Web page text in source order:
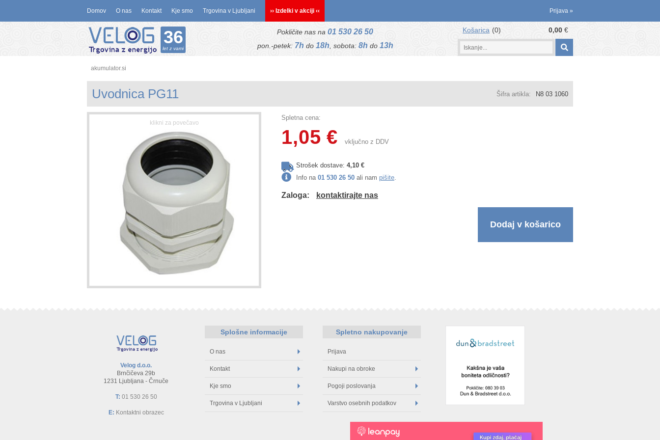
Domov O nas Kontakt Kje smo Trgovina v Ljubljani ›› Izdelki v akciji ‹‹ Prijava »
Košarica 0 0,00 €
36
let z vami
Pokličite nas na 01 530 26 50
pon.-petek: 7h do 18h , sobota: 8h do 13h
akumulator.si
Uvodnica PG11
Spletna cena:
1,05 € vključno z DDV
Šifra artikla: N8 03 1060
Strošek dostave: 4,10 €
Info na 01 530 26 50 ali nam pišite.
Zaloga: kontaktirajte nas
Dodaj v košarico
Velog d.o.o.
Brnčičeva 29b
1231 Ljubljana - Črnuče
T: 01 530 26 50
E: Kontaktni obrazec
Splošne informacije
O nas
Kontakt
Kje smo
Trgovina v Ljubljani
Spletno nakupovanje
Prijava
Nakupi na obroke
Pogoji poslovanja
Varstvo osebnih podatkov